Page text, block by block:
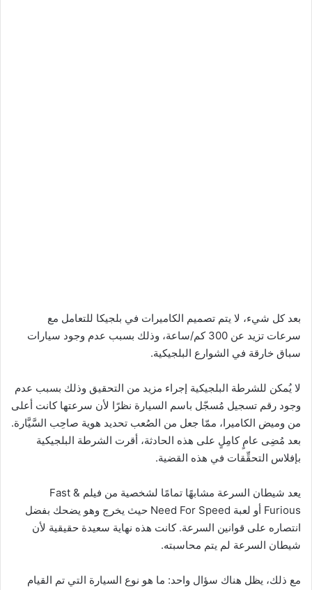
بعد كل شيء، لا يتم تصميم الكاميرات في بلجيكا للتعامل مع
سرعات تزيد عن 300 كم/ساعة، وذلك بسبب عدم وجود سيارات
سباق خارقة في الشوارع البلجيكية.
لا يُمكن للشرطة البلجيكية إجراء مزيد من التحقيق وذلك بسبب عدم
وجود رقم تسجيل مُسجّل باسم السيارة نظرًا لأن سرعتها كانت أعلى
من وميض الكاميرا، ممّا جعل من الصُعب تحديد هوية صاحِب السَّيَّارة.
بعد مُضِى عامٍ كامِلٍ على هذه الحادثة، أقرت الشرطة البلجيكية
بإفلاس التحقِّقات في هذه القضية.
يعد شيطان السرعة مشابهًا تمامًا لشخصية من فيلم Fast &
Furious أو لعبة Need For Speed حيث يخرج وهو يضحك بفضل
انتصاره على قوانين السرعة. كانت هذه نهاية سعيدة حقيقية لأن
شيطان السرعة لم يتم محاسبته.
مع ذلك، يظل هناك سؤال واحد: ما هو نوع السيارة التي تم القيام